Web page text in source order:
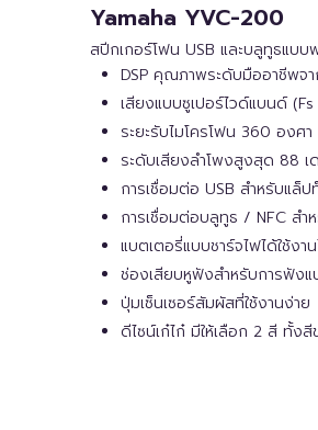
Yamaha YVC-200
สปีกเกอร์โฟน USB และบลูทูธแบบ
DSP คุณภาพระดับมืออาชีพจา
เสียงแบบซูเปอร์ไวด์แบนด์
ระยะรับไมโครโฟน 360 อง
ระดับเสียงลำโพงสูงสุด 88 เ
การเชื่อมต่อ USB สำหรับแล็ป
การเชื่อมต่อบลูทูธ / NFC สำ
แบตเตอรี่แบบชาร์จไฟได้ใช้ง
ช่องเสียบหูฟังสำหรับการฟัง
ปุ่มเซ็นเซอร์สัมผัสที่ใช้งานง่าย
ดีไซน์เก๋ไก๋ มีให้เลือก 2 สี ทั้งสี